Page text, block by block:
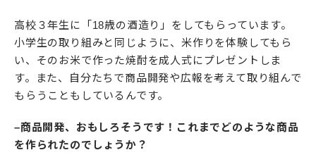
高校３年生に「18歳の酒造り」をしてもらっています。
小学生の取り組みと同じように、米作りを体験してもら
い、そのお米で作った焼酎を成人式にプレゼントしま
す。また、自分たちで商品開発や広報を考えて取り組んで
もらうこともしているんです。
–商品開発、おもしろそうです！これまでどのような商品
を作られたのでしょうか？